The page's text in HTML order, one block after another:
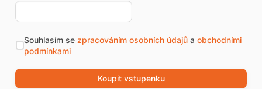
Souhlasím se zpracováním osobních údajůa obchodními
podmínkami
Koupit vstupenku